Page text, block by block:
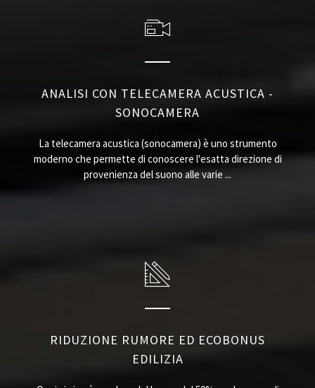
ANALISI CON TELECAMERA ACUSTICA -
SONOCAMERA
La telecamera acustica (sonocamera) è uno strumento
moderno che permette di conoscere l'esatta direzione di
provenienza del suono alle varie ...
RIDUZIONE RUMORE ED ECOBONUS
EDILIZIA